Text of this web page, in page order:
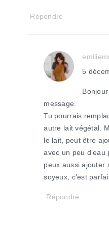
Répondre
5
message.
Tu pourrais
autre lait végétal.
le lait, peut être
avec un peu
peux aussi ajouter
soyeux, c’est
Répondre